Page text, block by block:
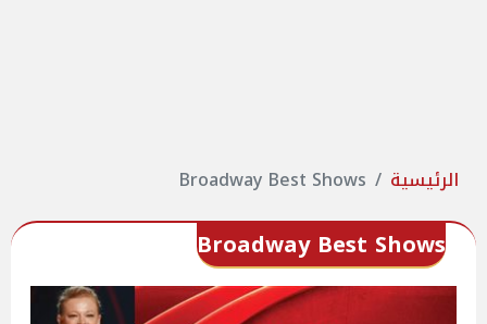
الرئيسية Broadway Best Shows
Broadway Best Shows